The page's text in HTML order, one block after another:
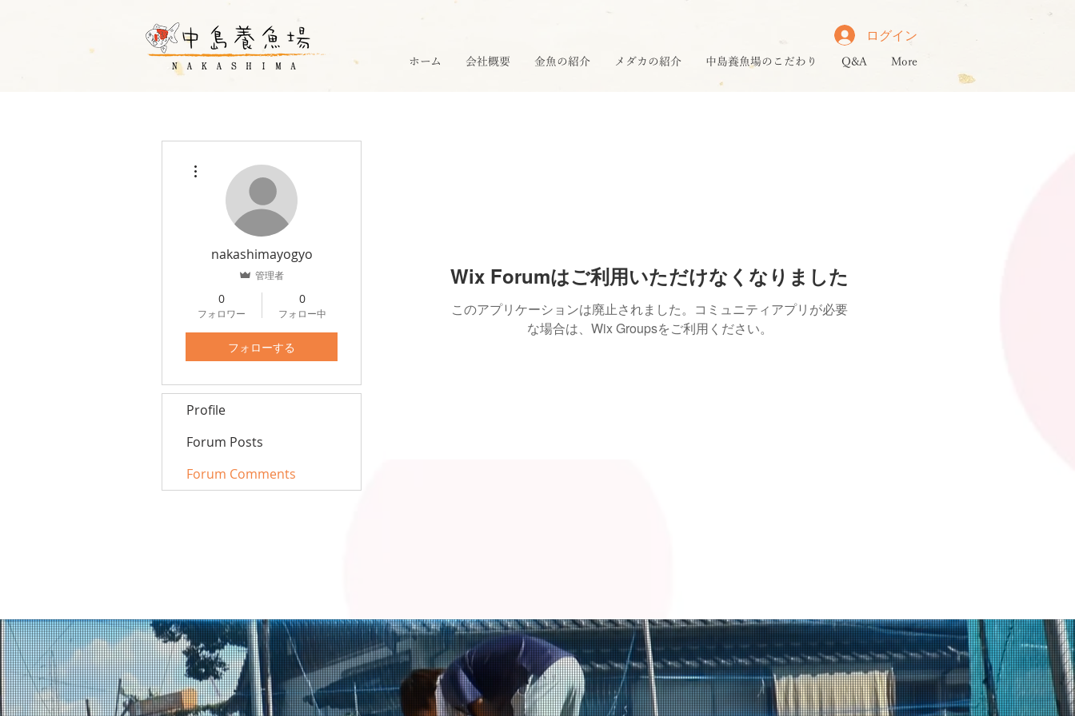
ログイン
ホーム 会社概要 金魚の紹介 メダカの紹介 中島養魚場のこだわり Q&A More
Wix Forumはご利用いただけなくなりました
このアプリケーションは廃止されました。コミュニティアプリが必要
な場合は、Wix Groupsをご利用ください。
nakashimayogyo
管理者
0
フォロワー
0
フォロー中
フォローする
Profile
Forum Posts
Forum Comments